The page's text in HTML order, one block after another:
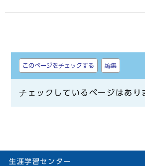
しおり
このページをチェックする 編集
チェックしているページはあり
生涯学習センター